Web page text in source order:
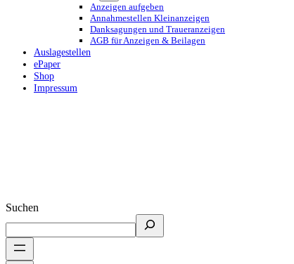
Anzeigen aufgeben
Annahmestellen Kleinanzeigen
Danksagungen und Traueranzeigen
AGB für Anzeigen & Beilagen
Auslagestellen
ePaper
Shop
Impressum
Suchen